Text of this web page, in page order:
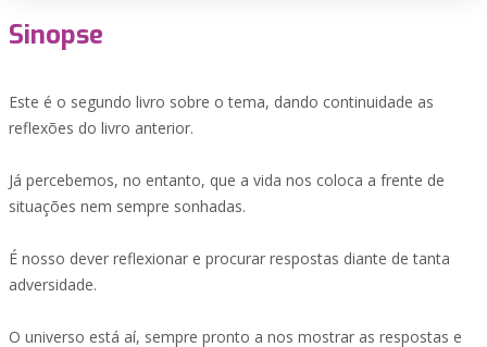
Sinopse
Este é o segundo livro sobre o tema, dando continuidade as
reflexões do livro anterior.
Já percebemos, no entanto, que a vida nos coloca a frente de
situações nem sempre sonhadas.
É nosso dever reflexionar e procurar respostas diante de tanta
adversidade.
O universo está aí, sempre pronto a nos mostrar as respostas e